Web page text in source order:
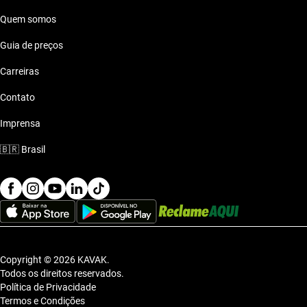
Mahindra Scorpio 2012 ate 70 mil reais
Mahindra Scorpio 2012 ate 80 mil reais
Quem somos
Guia de preços
Carreiras
Contato
Imprensa
🇧🇷 Brasil
Copyright © 2026 KAVAK.
Todos os direitos reservados.
Política de Privacidade
Termos e Condições